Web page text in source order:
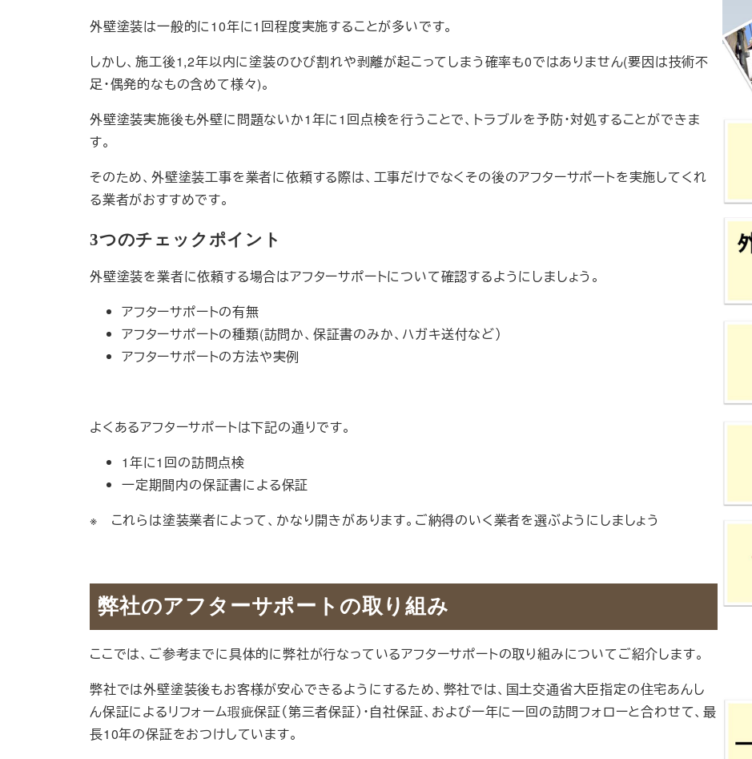
外壁塗装は一般的に10年に1回程度実施することが多いです。
しかし、施工後1,2年以内に塗装のひび割れや剥離が起こってしまう確率も0ではありません(要因は技術不
足・偶発的なもの含めて様々)。
外壁塗装実施後も外壁に問題ないか1年に1回点検を行うことで、トラブルを予防・対処することができま
す。
そのため、外壁塗装工事を業者に依頼する際は、工事だけでなくその後のアフターサポートを実施してくれ
る業者がおすすめです。
3つのチェックポイント
外壁塗装を業者に依頼する場合はアフターサポートについて確認するようにしましょう。
アフターサポートの有無
アフターサポートの種類(訪問か、保証書のみか、ハガキ送付など）
アフターサポートの方法や実例
よくあるアフターサポートは下記の通りです。
1年に1回の訪問点検
一定期間内の保証書による保証
※ これらは塗装業者によって、かなり開きがあります。ご納得のいく業者を選ぶようにしましょう
弊社のアフターサポートの取り組み
ここでは、ご参考までに具体的に弊社が行なっているアフターサポートの取り組みについてご紹介します。
弊社では外壁塗装後もお客様が安心できるようにするため、弊社では、国土交通省大臣指定の住宅あんし
ん保証によるリフォーム瑕疵保証（第三者保証）・自社保証、および一年に一回の訪問フォローと合わせて、最
長10年の保証をおつけしています。